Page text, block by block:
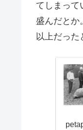
てしまって
盛んだとか
以上だった